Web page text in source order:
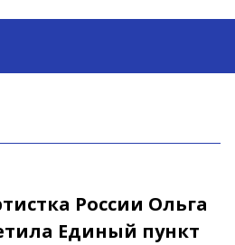
России Ольга
Единый пункт